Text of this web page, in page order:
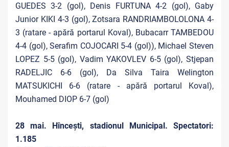
GUEDES 3-2 (gol), Denis FURTUNA 4-2 (gol), Gaby
Junior KIKI 4-3 (gol), Zotsara RANDRIAMBOLOLONA 4-
3 (ratare - apără portarul Koval), Bubacarr TAMBEDOU
4-4 (gol), Serafim COJOCARI 5-4 (gol)), Michael Steven
LOPEZ 5-5 (gol), Vadim YAKOVLEV 6-5 (gol), Stjepan
RADELJIC 6-6 (gol), Da Silva Taira Welington
MATSUKICHI 6-6 (ratare - apără portarul Koval),
Mouhamed DIOP 6-7 (gol)
28 mai. Hîncești, stadionul Municipal. Spectatori:
1.185